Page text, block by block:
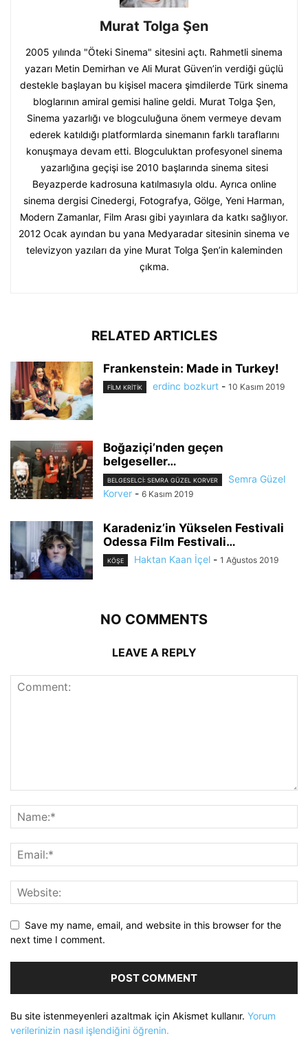
Murat Tolga Şen
2005 yılında "Öteki Sinema" sitesini açtı. Rahmetli sinema
yazarı Metin Demirhan ve Ali Murat Güven’in verdiği güçlü
destekle başlayan bu kişisel macera şimdilerde Türk sinema
bloglarının amiral gemisi haline geldi. Murat Tolga Şen,
Sinema yazarlığı ve blogculuğuna önem vermeye devam
ederek katıldığı platformlarda sinemanın farklı taraflarını
konuşmaya devam etti. Blogculuktan profesyonel sinema
yazarlığına geçişi ise 2010 başlarında sinema sitesi
Beyazperde kadrosuna katılmasıyla oldu. Ayrıca online
sinema dergisi Cinedergi, Fotografya, Gölge, Yeni Harman,
Modern Zamanlar, Film Arası gibi yayınlara da katkı sağlıyor.
2012 Ocak ayından bu yana Medyaradar sitesinin sinema ve
televizyon yazıları da yine Murat Tolga Şen’in kaleminden
çıkma.
RELATED ARTICLES
Frankenstein: Made in Turkey!
FILM KRITIK erdinc bozkurt - 10 Kasım 2019
Boğaziçi’nden geçen
belgeseller…
BELGESELCI: SEMRA GÜZEL KORVER
Semra Güzel
Korver - 6 Kasım 2019
Karadeniz’in Yükselen Festivali
Odessa Film Festivali…
KÖŞE Haktan Kaan İçel - 1 Ağustos 2019
NO COMMENTS
LEAVE A REPLY
Save my name, email, and website in this browser for the
next time I comment.
Bu site istenmeyenleri azaltmak için Akismet kullanır. Yorum
verilerinizin nasıl işlendiğini öğrenin.